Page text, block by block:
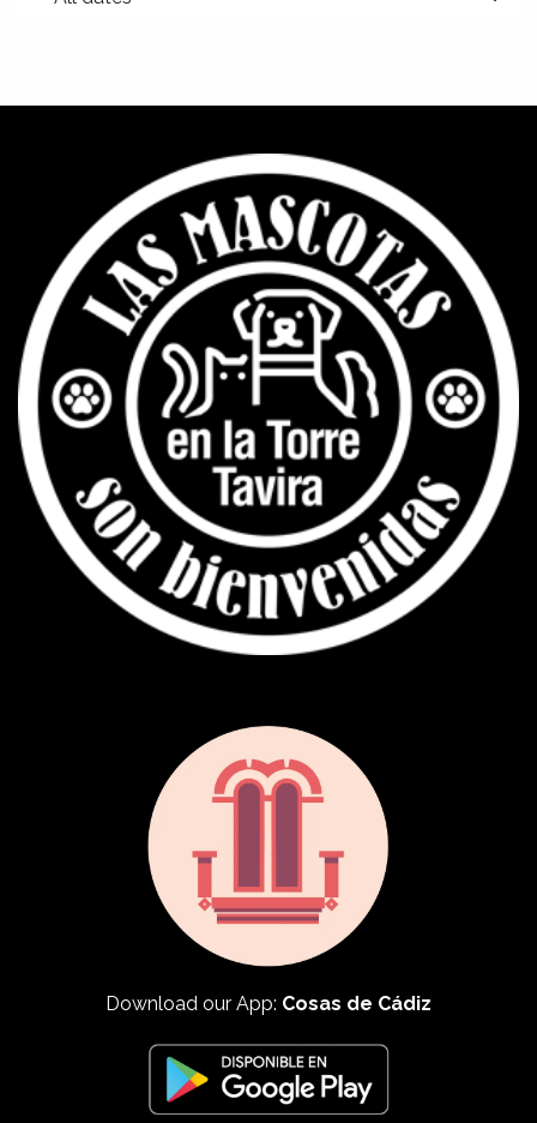
Download our App: Cosas de Cádiz